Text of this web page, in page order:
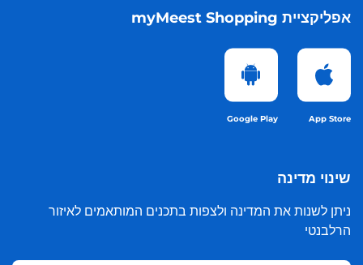
אפליקציית myMeest Shopping
App Store
Google Play
שינוי מדינה
ניתן לשנות את המדינה ולצפות בתכנים המותאמים לאיזור
הרלבנטי